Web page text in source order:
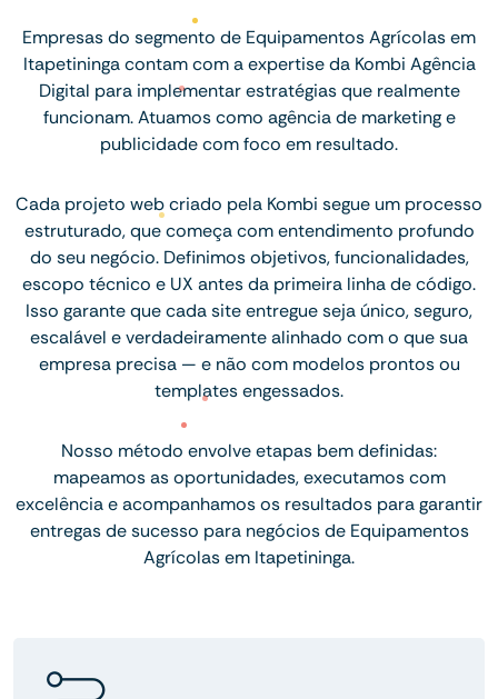
Empresas do segmento de Equipamentos Agrícolas em
Itapetininga contam com a expertise da Kombi Agência
Digital para implementar estratégias que realmente
funcionam. Atuamos como agência de marketing e
publicidade com foco em resultado.
Cada projeto web criado pela Kombi segue um processo
estruturado, que começa com entendimento profundo
do seu negócio. Definimos objetivos, funcionalidades,
escopo técnico e UX antes da primeira linha de código.
Isso garante que cada site entregue seja único, seguro,
escalável e verdadeiramente alinhado com o que sua
empresa precisa — e não com modelos prontos ou
templates engessados.
Nosso método envolve etapas bem definidas:
mapeamos as oportunidades, executamos com
excelência e acompanhamos os resultados para garantir
entregas de sucesso para negócios de Equipamentos
Agrícolas em Itapetininga.